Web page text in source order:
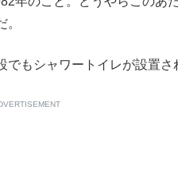
もシャワートイレが設置さ